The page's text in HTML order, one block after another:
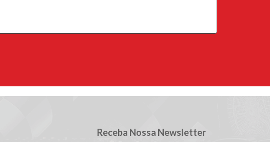
Receba Nossa Newsletter